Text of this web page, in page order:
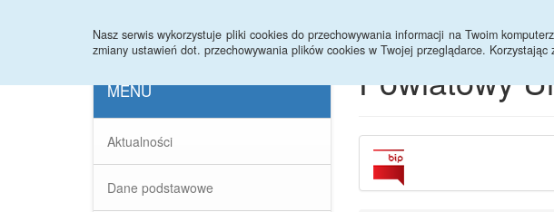
Nasz serwis wykorzystuje pliki cookies do przechowywania informacji na Twoim
zmiany ustawień dot. przechowywania plików cookies w Twojej przeglądarce.
MENU
Aktualności
Dane podstawowe
Powiatowy